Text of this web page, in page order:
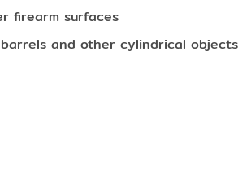
firearm surfaces
and other cylindrical objects